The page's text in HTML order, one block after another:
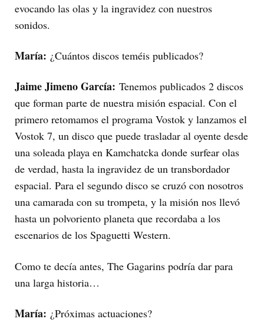
evocando las olas y la ingravidez con nuestros
sonidos.
María: ¿Cuántos discos teméis publicados?
Jaime Jimeno García: Tenemos publicados 2 discos
que forman parte de nuestra misión espacial. Con el
primero retomamos el programa Vostok y lanzamos el
Vostok 7, un disco que puede trasladar al oyente desde
una soleada playa en Kamchatcka donde surfear olas
de verdad, hasta la ingravidez de un transbordador
espacial. Para el segundo disco se cruzó con nosotros
una camarada con su trompeta, y la misión nos llevó
hasta un polvoriento planeta que recordaba a los
escenarios de los Spaguetti Western.
Como te decía antes, The Gagarins podría dar para
una larga historia…
María: ¿Próximas actuaciones?